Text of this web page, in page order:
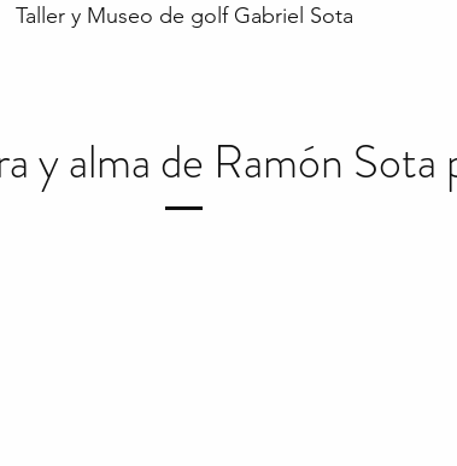
Taller y Museo de golf Gabriel Sota
y alma de Ramón